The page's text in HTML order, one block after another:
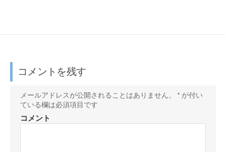
コメントを残す
メールアドレスが公開されることはありません。 * が付い
ている欄は必須項目です
コメント